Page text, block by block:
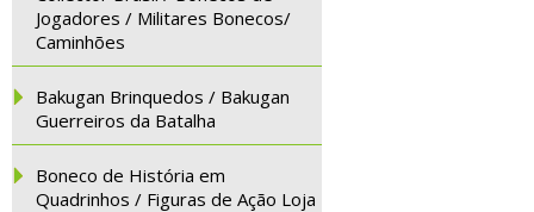
Jogadores / Militares Bonecos/
Caminhões
Bakugan Brinquedos / Bakugan
Guerreiros da Batalha
Boneco de História em
Quadrinhos / Figuras de Ação Loja